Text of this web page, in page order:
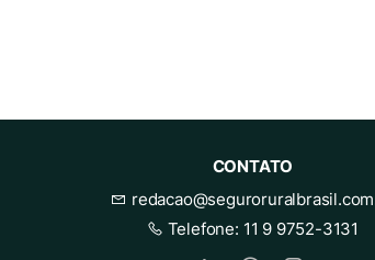
CONTATO
Telefone: 11 9 9752-3131